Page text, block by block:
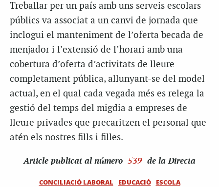
Treballar per un país amb uns serveis escolars
públics va associat a un canvi de jornada que
inclogui el manteniment de l’oferta becada de
menjador i l’extensió de l’horari amb una
cobertura d’oferta d’activitats de lleure
completament pública, allunyant-se del model
actual, en el qual cada vegada més es relega la
gestió del temps del migdia a empreses de
lleure privades que precaritzen el personal que
atén els nostres fills i filles.
Article publicat al número 539 de la Directa
CONCILIACIÓ LABORAL EDUCACIÓ
ESCOLA